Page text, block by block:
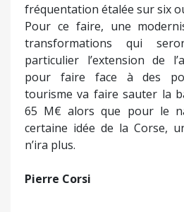
fréquentation étalée sur six
Pour ce faire, une
transformations qui
particulier l’extension de
pour faire face à des
tourisme va faire sauter la
65 M€ alors que pour le
certaine idée de la Corse,
n’ira plus.
Pierre Corsi